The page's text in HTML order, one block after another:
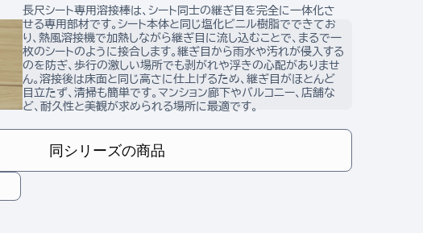
長尺シート専用溶接棒は、シート同士の継ぎ目を完全に一体化さ
せる専用部材です。シート本体と同じ塩化ビニル樹脂でできてお
り、熱風溶接機で加熱しながら継ぎ目に流し込むことで、まるで一
枚のシートのように接合します。継ぎ目から雨水や汚れが侵入する
のを防ぎ、歩行の激しい場所でも剥がれや浮きの心配がありませ
ん。溶接後は床面と同じ高さに仕上げるため、継ぎ目がほとんど
目立たず、清掃も簡単です。マンション廊下やバルコニー、店舗な
ど、耐久性と美観が求められる場所に最適です。
同シリーズの商品